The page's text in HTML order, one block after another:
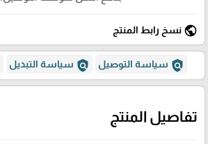
public نسخ رابط المنتج
policy سياسة التوصيل policy سياسة التبديل
تفاصيل المنتج